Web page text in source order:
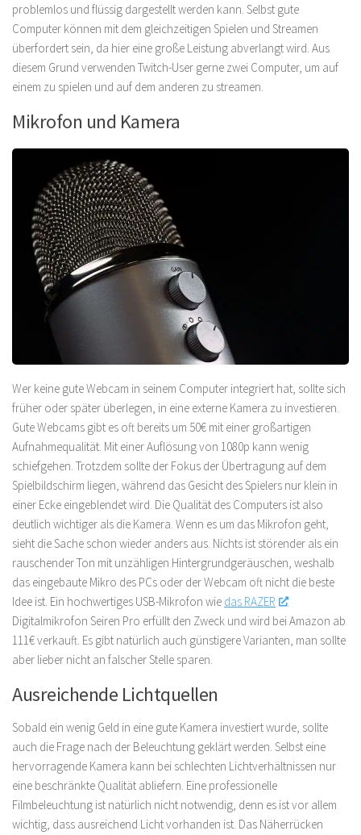
problemlos und flüssig dargestellt werden kann. Selbst gute
Computer können mit dem gleichzeitigen Spielen und Streamen
überfordert sein, da hier eine große Leistung abverlangt wird. Aus
diesem Grund verwenden Twitch-User gerne zwei Computer, um auf
einem zu spielen und auf dem anderen zu streamen.
Mikrofon und Kamera
Wer keine gute Webcam in seinem Computer integriert hat, sollte sich
früher oder später überlegen, in eine externe Kamera zu investieren.
Gute Webcams gibt es oft bereits um 50€ mit einer großartigen
Aufnahmequalität. Mit einer Auflösung von 1080p kann wenig
schiefgehen. Trotzdem sollte der Fokus der Übertragung auf dem
Spielbildschirm liegen, während das Gesicht des Spielers nur klein in
einer Ecke eingeblendet wird. Die Qualität des Computers ist also
deutlich wichtiger als die Kamera. Wenn es um das Mikrofon geht,
sieht die Sache schon wieder anders aus. Nichts ist störender als ein
rauschender Ton mit unzähligen Hintergrundgeräuschen, weshalb
das eingebaute Mikro des PCs oder der Webcam oft nicht die beste
Idee ist. Ein hochwertiges USB-Mikrofon wie das RAZER
Digitalmikrofon Seiren Pro erfüllt den Zweck und wird bei Amazon ab
111€ verkauft. Es gibt natürlich auch günstigere Varianten, man sollte
aber lieber nicht an falscher Stelle sparen.
Ausreichende Lichtquellen
Sobald ein wenig Geld in eine gute Kamera investiert wurde, sollte
auch die Frage nach der Beleuchtung geklärt werden. Selbst eine
hervorragende Kamera kann bei schlechten Lichtverhältnissen nur
eine beschränkte Qualität abliefern. Eine professionelle
Filmbeleuchtung ist natürlich nicht notwendig, denn es ist vor allem
wichtig, dass ausreichend Licht vorhanden ist. Das Näherrücken